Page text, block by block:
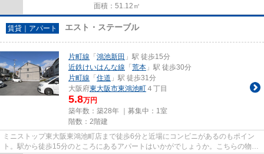
面積：51.12㎡
賃貸｜アパート エスト・ステーブル
片町線 「 鴻池新田 」駅 徒歩15分
近鉄けいはんな線 「 荒本 」駅 徒歩30分
片町線 「 住道 」駅 徒歩31分
大阪府東大阪市東鴻池町 ４丁目
5.8万円
築年数：築28年 ｜募集中： 1室
階数：2階建
ミニストップ東大阪東鴻池町店まで徒歩6分と近場にコンビニがあるのもポイン
ト。駅から徒歩15分のところにあるアパートはいかがでしょうか。こちらの物件